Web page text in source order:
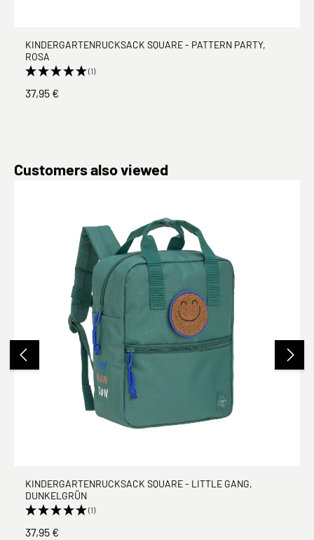
KINDERGARTENRUCKSACK SQUARE - PATTERN PARTY,
ROSA
(1)
37,95 €
Produktgalerie überspringen
Customers also viewed
KINDERGARTENRUCKSACK SQUARE - LITTLE GANG,
DUNKELGRÜN
(1)
37,95 €